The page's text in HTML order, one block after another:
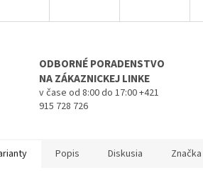
ODBORNÉ PORADENSTVO
NA ZÁKAZNICKEJ LINKE
v čase od 8:00 do 17:00 +421
915 728 726
Popis Diskusia Značka